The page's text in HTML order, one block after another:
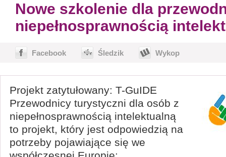
Nowe szkolenie dla
niepełnosprawnością
Facebook Śledzik Wykop
Projekt zatytułowany: T-GuIDE
Przewodnicy turystyczni dla osób z
niepełnosprawnością intelektualną
to projekt, który jest odpowiedzią na
potrzeby pojawiające się we